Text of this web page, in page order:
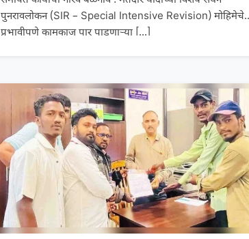
पुनरावलोकन (SIR – Special Intensive Revision) मोहिमेचे
प्रभावीपणे कामकाज पार पाडणाऱ्या […]